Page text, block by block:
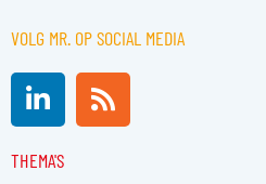
VOLG MR. OP SOCIAL MEDIA
L
i
n
k
R
s
s
THEMA'S